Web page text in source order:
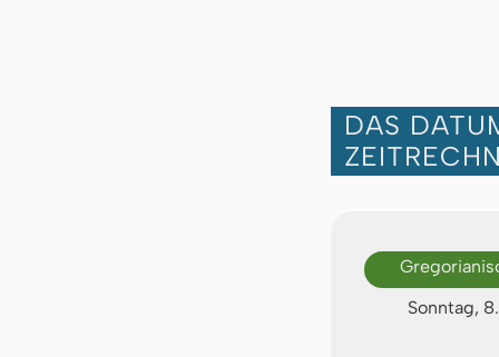
DAS
Sonntag,